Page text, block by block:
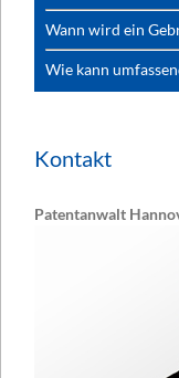
Wann wird ein
Wie kann
Kontakt
Patentanwalt